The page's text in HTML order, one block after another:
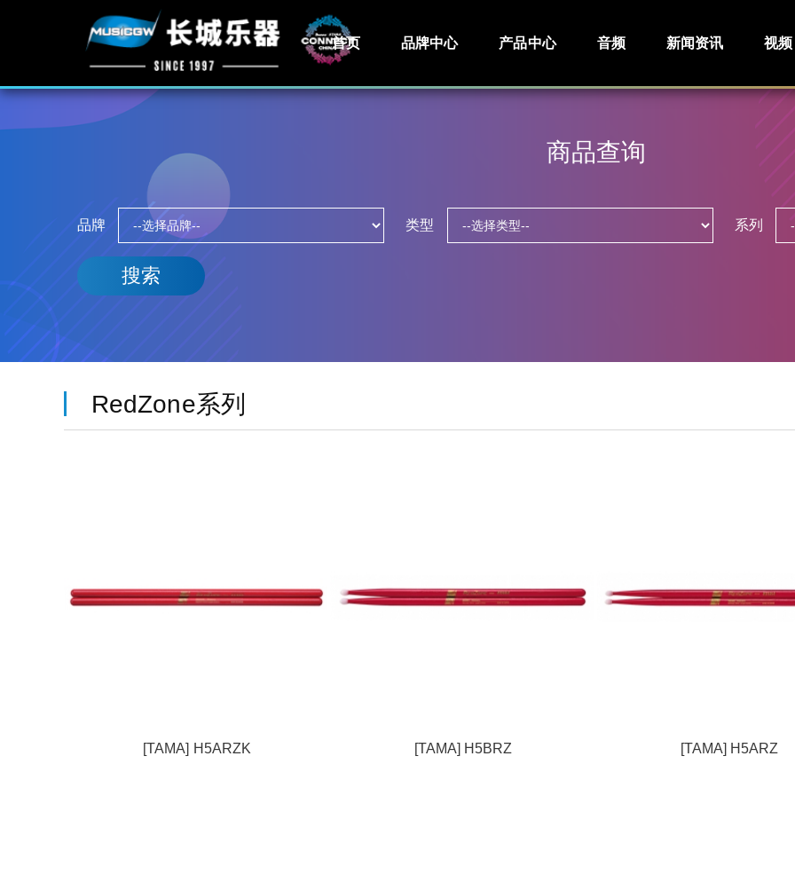
首页 品牌中心 产品中心 音频 新闻资讯 视频
商品查询
品牌 类型 系列
RedZone系列
[TAMA] H5ARZK [TAMA] H5BRZ [TAMA] H5ARZ